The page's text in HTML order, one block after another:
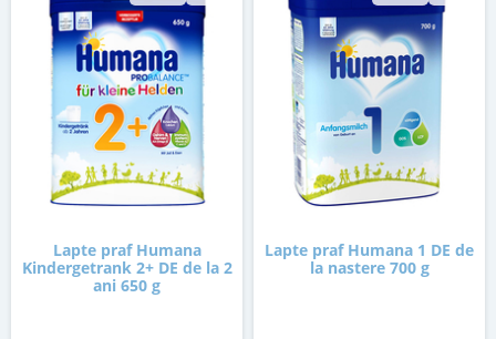
Lapte praf Humana
Kindergetrank 2+ DE de la 2
ani 650 g
Lapte praf Humana 1 DE de
la nastere 700 g